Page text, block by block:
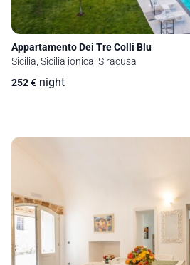
Appartamento Dei Tre Colli Blu
Sicilia, Sicilia ionica, Siracusa
252€ night